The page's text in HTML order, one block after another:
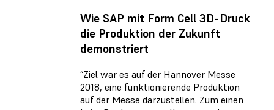
Wie SAP mit Form Cell 3D-Druck
die Produktion der Zukunft
demonstriert
“Ziel war es auf der Hannover Messe
2018, eine funktionierende Produktion
auf der Messe darzustellen. Zum einen